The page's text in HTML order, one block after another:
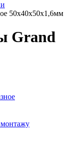
50х40х50х1,6мм
Grand